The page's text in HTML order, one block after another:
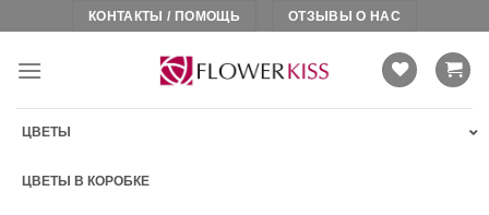
content
КОНТАКТЫ / ПОМОЩЬ ОТЗЫВЫ О НАС
ЦВЕТЫ
ЦВЕТЫ В КОРОБКЕ